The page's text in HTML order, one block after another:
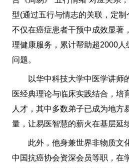
型(通过五行与情志的关联，定制
不仅在癌症患者干预中成效显著
理健康服务，累计帮助超2000
问题。
以华中科技大学中医学讲师
医经典理论与临床实践结合，培
人才，其中多数弟子已成为地方
量，让易医智慧的薪火在基层延
此外，他身兼世界非物质文化
中国抗癌协会资深会员等职，在